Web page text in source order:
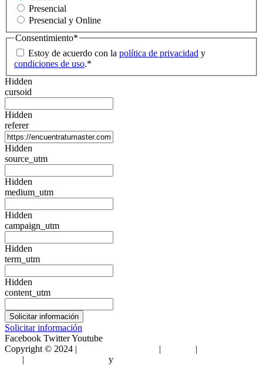
Presencial
Presencial y Online
Consentimiento*
Estoy de acuerdo con la política de privacidad y
condiciones de uso.*
Hidden
cursoid
Hidden
referer
Hidden
source_utm
Hidden
medium_utm
Hidden
campaign_utm
Hidden
term_utm
Hidden
content_utm
Solicitar información
Facebook TwitterYoutube
Copyright © 2024 |
| |
| y